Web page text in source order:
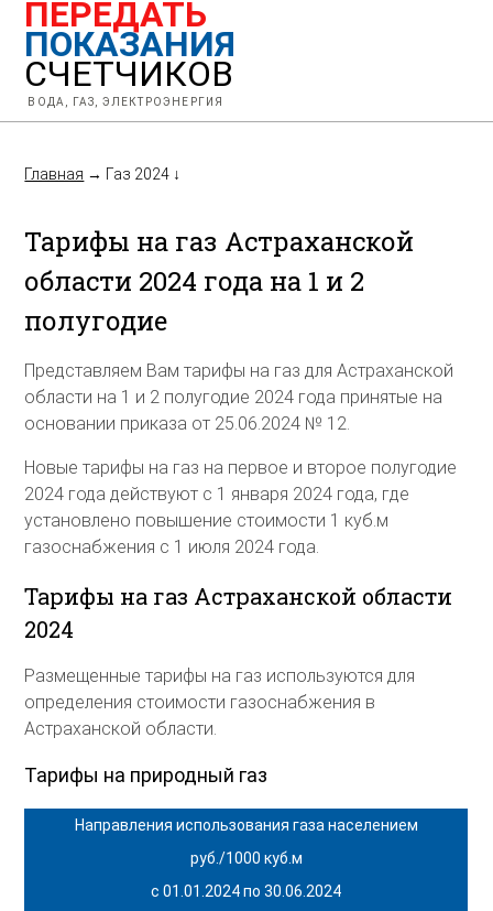
ПЕРЕДАТЬ
ПОКАЗАНИЯ
СЧЕТЧИКОВ
ВОДА, ГАЗ, ЭЛЕКТРОЭНЕРГИЯ
Главная → Газ 2024 ↓
Тарифы на газ Астраханской
области 2024 года на 1 и 2
полугодие
Представляем Вам тарифы на газ для Астраханской
области на 1 и 2 полугодие 2024 года принятые на
основании приказа от 25.06.2024 № 12.
Новые тарифы на газ на первое и второе полугодие
2024 года действуют с 1 января 2024 года, где
установлено повышение стоимости 1 куб.м
газоснабжения с 1 июля 2024 года.
Тарифы на газ Астраханской области
2024
Размещенные тарифы на газ используются для
определения стоимости газоснабжения в
Астраханской области.
Тарифы на природный газ
Направления использования газа населением
руб./1000 куб.м
с 01.01.2024 по 30.06.2024